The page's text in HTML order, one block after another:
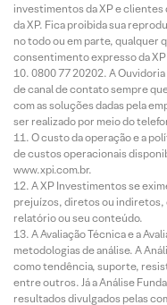
investimentos da XP e clientes
da XP. Fica proibida sua
no todo ou em parte, qualquer
consentimento expresso da
0800 77 20202. A
de canal de contato sempre
com as soluções dadas pela
ser realizado por meio do
O custo da operação e a
de custos operacionais
www.xpi.com.br.
A XP Investimentos se
prejuízos, diretos ou indiretos,
relatório ou seu conteúdo.
A Avaliação Técnica e a
metodologias de análise. A
como tendência, suporte,
entre outros. Já a Análise
resultados divulgados pelas